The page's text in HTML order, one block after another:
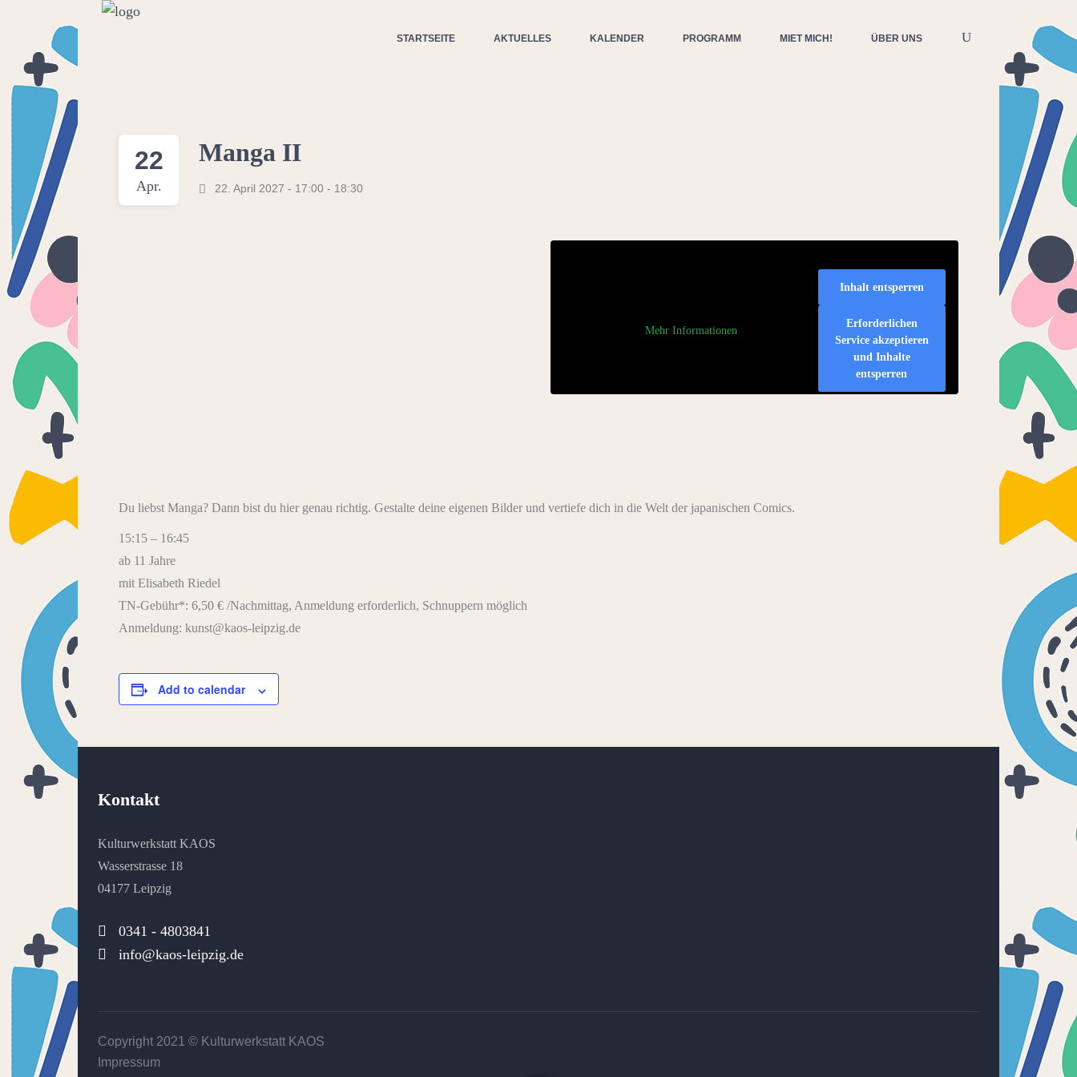
STARTSEITE AKTUELLES KALENDER PROGRAMM MIET MICH! ÜBER UNS
22
Apr.
Manga II
22. April 2027 - 17:00 - 18:30
Mehr Informationen
Inhalt entsperren
Erforderlichen
Service akzeptieren
und Inhalte
entsperren
Du liebst Manga? Dann bist du hier genau richtig. Gestalte deine eigenen Bilder und vertiefe dich in die Welt der japanischen Comics.
15:15 – 16:45
ab 11 Jahre
mit Elisabeth Riedel
TN-Gebühr*: 6,50 € /Nachmittag, Anmeldung erforderlich, Schnuppern möglich
Anmeldung: kunst@kaos-leipzig.de
Add to calendar
Kontakt
Kulturwerkstatt KAOS
Wasserstrasse 18
04177 Leipzig
0341 - 4803841
info@kaos-leipzig.de
Copyright 2021 © Kulturwerkstatt KAOS
Impressum